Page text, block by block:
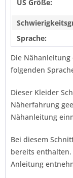
US Größe:
Sprache:
Die
folgenden
Dieser Kleider
Näherfahrung
Nähanleitung
Bei diesem
bereits
Anleitung